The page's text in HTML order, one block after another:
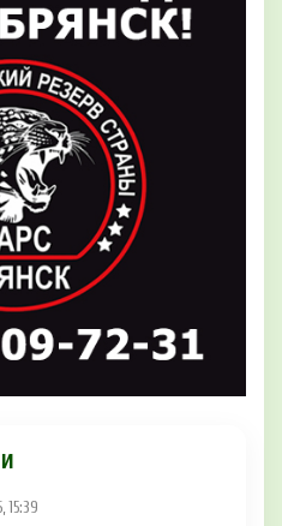
15:39